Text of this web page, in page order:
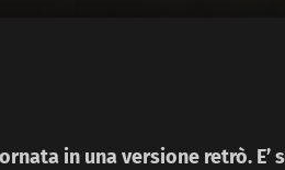
in una versione retrò. E’